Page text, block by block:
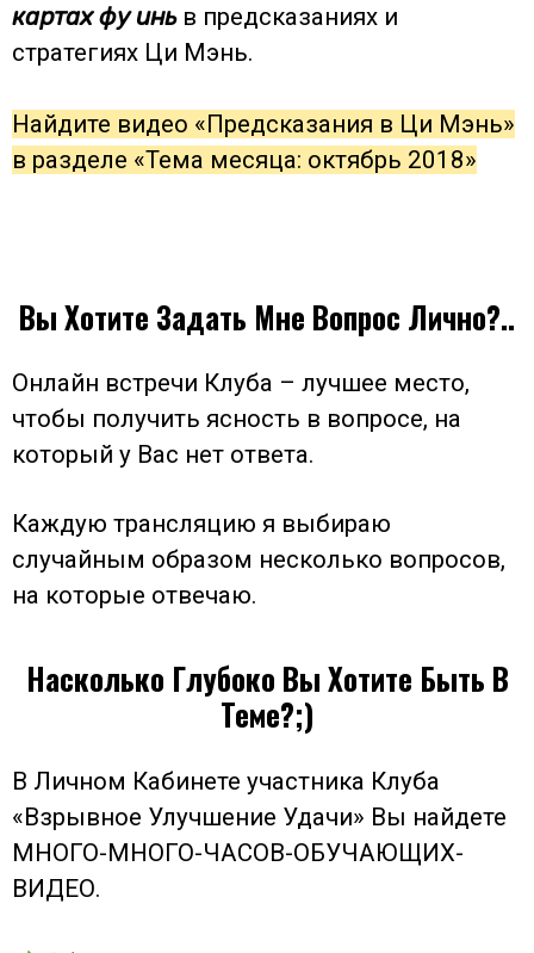
картах фу иньв предсказаниях и
стратегиях Ци Мэнь.
Найдите видео «Предсказания в Ци Мэнь»
в разделе «Тема месяца: октябрь 2018»
Вы Хотите Задать Мне Вопрос Лично?..
Онлайн встречи Клуба – лучшее место,
чтобы получить ясность в вопросе, на
который у Вас нет ответа.
Каждую трансляцию я выбираю
случайным образом несколько вопросов,
на которые отвечаю.
Насколько Глубоко Вы Хотите Быть В
Теме?;)
В Личном Кабинете участника Клуба
«Взрывное Улучшение Удачи» Вы найдете
МНОГО-МНОГО-ЧАСОВ-ОБУЧАЮЩИХ-
ВИДЕО.